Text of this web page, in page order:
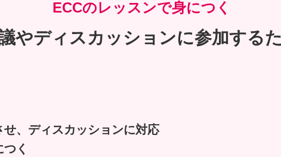
ECCのレッスンで身につく
やディスカッションに参加する
せ、ディスカッションに対応
く